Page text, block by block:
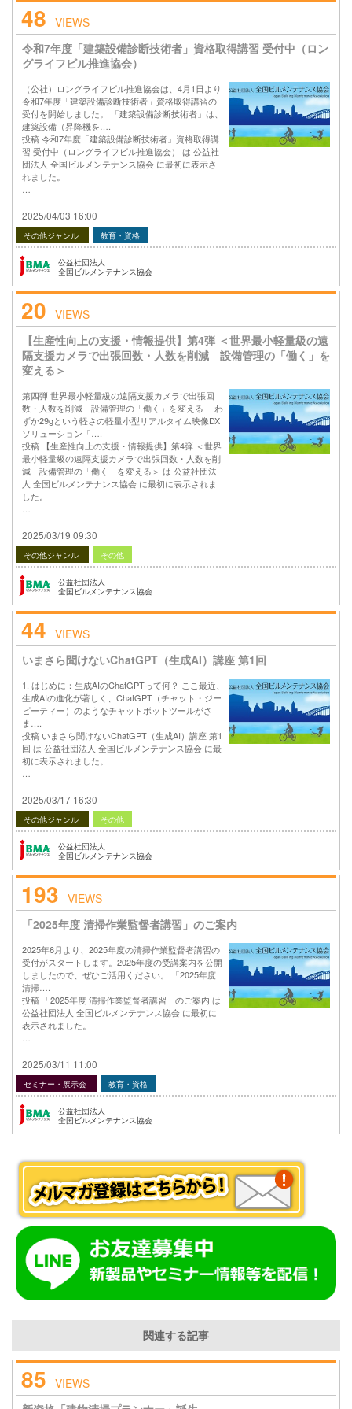
48 VIEWS
令和7年度「建築設備診断技術者」資格取得講習 受付中（ロン
グライフビル推進協会）
（公社）ロングライフビル推進協会は、4月1日より
令和7年度「建築設備診断技術者」資格取得講習の
受付を開始しました。 「建築設備診断技術者」は、
建築設備（昇降機を….
投稿 令和7年度「建築設備診断技術者」資格取得講
習 受付中（ロングライフビル推進協会） は 公益社
団法人 全国ビルメンテナンス協会 に最初に表示さ
れました。
2025/04/03 16:00
その他ジャンル 教育・資格
公益社団法人
全国ビルメンテナンス協会
20 VIEWS
【生産性向上の支援・情報提供】第4弾 ＜世界最小軽量級の遠
隔支援カメラで出張回数・人数を削減 設備管理の「働く」を
変える＞
第四弾 世界最小軽量級の遠隔支援カメラで出張回
数・人数を削減 設備管理の「働く」を変える わ
ずか29gという軽さの軽量小型リアルタイム映像DX
ソリューション「….
投稿 【生産性向上の支援・情報提供】第4弾 ＜世界
最小軽量級の遠隔支援カメラで出張回数・人数を削
減 設備管理の「働く」を変える＞ は 公益社団法
人 全国ビルメンテナンス協会 に最初に表示されま
した。
2025/03/19 09:30
その他ジャンル その他
公益社団法人
全国ビルメンテナンス協会
44 VIEWS
いまさら聞けないChatGPT（生成AI）講座 第1回
1. はじめに：生成AIのChatGPTって何？ ここ最近、
生成AIの進化が著しく、ChatGPT（チャット・ジー
ピーティー）のようなチャットボットツールがさ
ま….
投稿 いまさら聞けないChatGPT（生成AI）講座 第1
回 は 公益社団法人 全国ビルメンテナンス協会 に最
初に表示されました。
2025/03/17 16:30
その他ジャンル その他
公益社団法人
全国ビルメンテナンス協会
193 VIEWS
「2025年度 清掃作業監督者講習」のご案内
2025年6月より、2025年度の清掃作業監督者講習の
受付がスタートします。2025年度の受講案内を公開
しましたので、ぜひご活用ください。 「2025年度
清掃….
投稿 「2025年度 清掃作業監督者講習」のご案内 は
公益社団法人 全国ビルメンテナンス協会 に最初に
表示されました。
2025/03/11 11:00
セミナー・展示会 教育・資格
公益社団法人
全国ビルメンテナンス協会
関連する記事
85 VIEWS